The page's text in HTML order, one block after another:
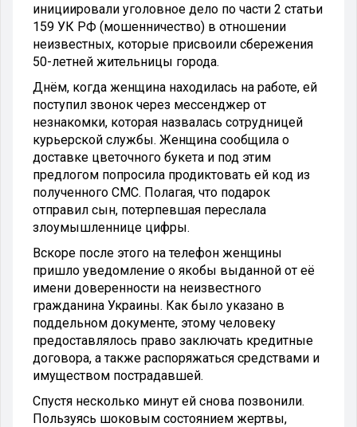
инициировали уголовное дело по части 2 статьи
159 УК РФ (мошенничество) в отношении
неизвестных, которые присвоили сбережения
50-летней жительницы города.
Днём, когда женщина находилась на работе, ей
поступил звонок через мессенджер от
незнакомки, которая назвалась сотрудницей
курьерской службы. Женщина сообщила о
доставке цветочного букета и под этим
предлогом попросила продиктовать ей код из
полученного СМС. Полагая, что подарок
отправил сын, потерпевшая переслала
злоумышленнице цифры.
Вскоре после этого на телефон женщины
пришло уведомление о якобы выданной от её
имени доверенности на неизвестного
гражданина Украины. Как было указано в
поддельном документе, этому человеку
предоставлялось право заключать кредитные
договора, а также распоряжаться средствами и
имуществом пострадавшей.
Спустя несколько минут ей снова позвонили.
Пользуясь шоковым состоянием жертвы,